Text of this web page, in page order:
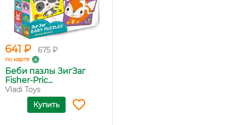
641 ₽ 675 ₽
по карте
Беби пазлы ЗигЗаг
Fisher-Pric...
Vladi Toys
Купить